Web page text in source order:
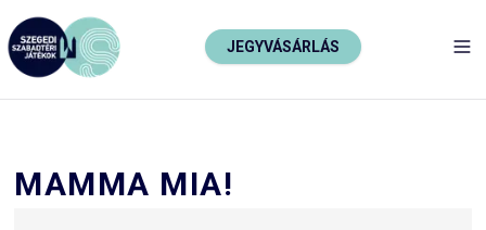
JEGYVÁSÁRLÁS
MAMMA MIA!